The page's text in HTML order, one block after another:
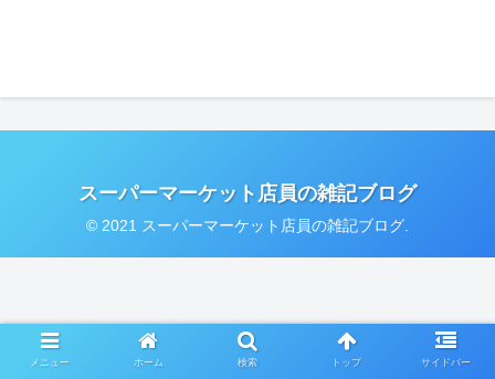
スーパーマーケット店員の雑記ブログ
© 2021 スーパーマーケット店員の雑記ブログ.
メニュー ホーム 検索 トップ サイドバー